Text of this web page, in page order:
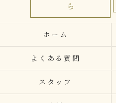
ら
ホーム
よくある質問
スタッフ